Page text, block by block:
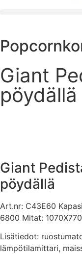
Giant
pöydällä
Giant
pöydällä
Art.nr: C43E60
6800 Mitat:
Lisätiedot:
lämpötilamittari,